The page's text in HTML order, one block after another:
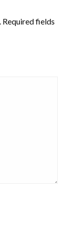
Required fields